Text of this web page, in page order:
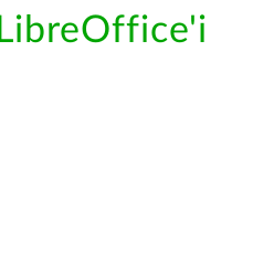
LibreOffice'i